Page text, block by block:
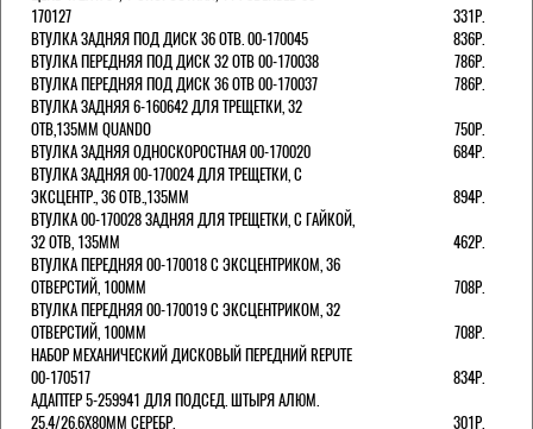
170127
331Р.
ВТУЛКА ЗАДНЯЯ ПОД ДИСК 36 ОТВ. 00-170045
836Р.
ВТУЛКА ПЕРЕДНЯЯ ПОД ДИСК 32 ОТВ 00-170038
786Р.
ВТУЛКА ПЕРЕДНЯЯ ПОД ДИСК 36 ОТВ 00-170037
786Р.
ВТУЛКА ЗАДНЯЯ 6-160642 ДЛЯ ТРЕЩЕТКИ, 32
ОТВ,135ММ QUANDO
750Р.
ВТУЛКА ЗАДНЯЯ ОДНОСКОРОСТНАЯ 00-170020
684Р.
ВТУЛКА ЗАДНЯЯ 00-170024 ДЛЯ ТРЕЩЕТКИ, С
ЭКСЦЕНТР., 36 ОТВ.,135ММ
894Р.
ВТУЛКА 00-170028 ЗАДНЯЯ ДЛЯ ТРЕЩЕТКИ, С ГАЙКОЙ,
32 ОТВ, 135ММ
462Р.
ВТУЛКА ПЕРЕДНЯЯ 00-170018 С ЭКСЦЕНТРИКОМ, 36
ОТВЕРСТИЙ, 100ММ
708Р.
ВТУЛКА ПЕРЕДНЯЯ 00-170019 С ЭКСЦЕНТРИКОМ, 32
ОТВЕРСТИЙ, 100ММ
708Р.
НАБОР МЕХАНИЧЕСКИЙ ДИСКОВЫЙ ПЕРЕДНИЙ REPUTE
00-170517
834Р.
АДАПТЕР 5-259941 ДЛЯ ПОДСЕД. ШТЫРЯ АЛЮМ.
25,4/26,6Х80ММ СЕРЕБР.
301Р.